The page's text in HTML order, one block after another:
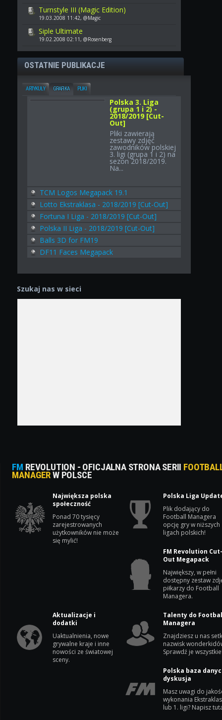
Turnstyle III (Magic Edition)
19.03.2008 11:42, @Magic
Siple Ultimate
19.02.2008 02:11, @Rosenberg
OSTATNIE PUBLIKACJE
ARTYKUŁY GRAFIKA PLIKI
Polska 3. Liga
(grupa 1 i 2) -
2018/2019 [Cut-
Out]
Pliki zawierają
zestawy zdjęć
zawodników polskiej
3. ligi (grupa 1 i 2) na
sezon 2018/2019.
Na...
TCM Logos Megapack 19.1
Lotto Ekstraklasa - 2018/2019 [Cut-Out]
Fortuna I Liga - 2018/2019 [Cut-Out]
Polska II Liga - 2018/2019 [Cut-Out]
Balls 3D for FM19
DF11 Faces Megapack
Szukaj nas w sieci
FM REVOLUTION - OFICJALNA STRONA SERII
MANAGERW POLSCE
Największa polska
społeczność
Ponad 70 tysięcy
zarejestrowanych
użytkowników nie może
się mylić!
Polska Liga
Plik dodający do
Football Managera
opcję gry w niższych
ligach polskich!
FM Revolution
Out Megapack
Największy, w pełni
dostępny zestaw
piłkarzy do Football
Managera.
Aktualizacje i
dodatki
Uaktualnienia, nowe
grywalne kraje i inne
nowości ze światowej
sceny.
Talenty do
Managera
Znajdziesz u nas
nazwisk
Sprawdź je
Polska baza
dyskusja
Masz uwagi do
wykonania
lub 1. ligi? Napisz